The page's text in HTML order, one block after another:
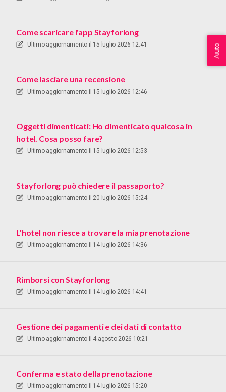
Come scaricare l'app Stayforlong
Ultimo aggiornamento il 15 luglio 2026 12:41
Come lasciare una recensione
Ultimo aggiornamento il 15 luglio 2026 12:46
Oggetti dimenticati: Ho dimenticato qualcosa in
hotel. Cosa posso fare?
Ultimo aggiornamento il 15 luglio 2026 12:53
Stayforlong può chiedere il passaporto?
Ultimo aggiornamento il 20 luglio 2026 15:24
L'hotel non riesce a trovare la mia prenotazione
Ultimo aggiornamento il 14 luglio 2026 14:36
Rimborsi con Stayforlong
Ultimo aggiornamento il 14 luglio 2026 14:41
Gestione dei pagamenti e dei dati di contatto
Ultimo aggiornamento il 4 agosto 2026 10:21
Conferma e stato della prenotazione
Ultimo aggiornamento il 14 luglio 2026 15:20
Aiuto